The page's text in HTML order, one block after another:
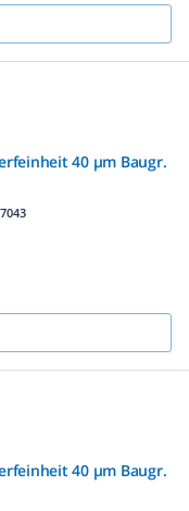
40 µm Baugr.
40 µm Baugr.